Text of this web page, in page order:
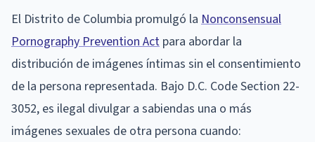
El Distrito de Columbia promulgó la Nonconsensual
Pornography Prevention Act para abordar la
distribución de imágenes íntimas sin el consentimiento
de la persona representada. Bajo D.C. Code Section 22-
3052, es ilegal divulgar a sabiendas una o más
imágenes sexuales de otra persona cuando: